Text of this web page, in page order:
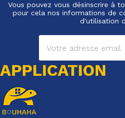
Vous pouvez vous désinscrire à
pour cela nos informations de
d'utilisation
APPLICATION